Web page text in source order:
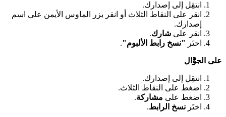
انتقِل إلى إصدارك.
انقر على النقاط الثلاث أو انقر بزر الماوس الأيمن على اسم
إصدارك.
انقر على شارك.
اختَر
"نسخ رابط الألبوم".
على الجوَّال
انتقِل إلى إصدارك.
اضغط على النقاط الثلاث.
اضغط على مشاركة.
اختَر نسخ الرابط.